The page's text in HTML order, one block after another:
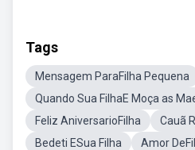
Tags
Mensagem ParaFilha Pequena
Quando Sua FilhaE Moça as
Feliz AniversarioFilha
Cauã
Bedeti ESua Filha
Amor